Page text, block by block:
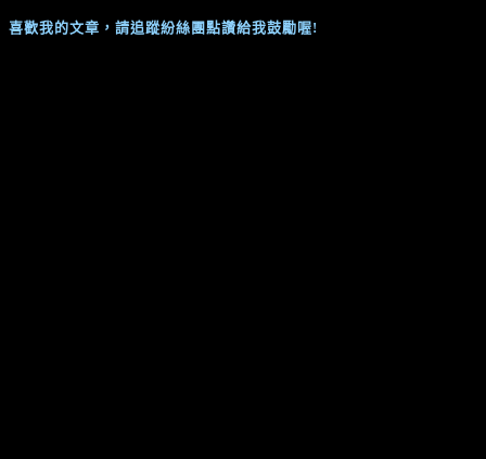
喜歡我的文章，請追蹤紛絲團點讚給我鼓勵喔!